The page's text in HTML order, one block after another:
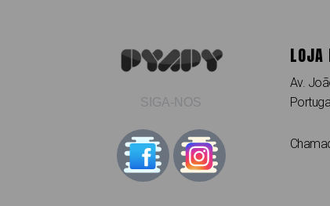
SIGA-NOS
LOJA
Av.